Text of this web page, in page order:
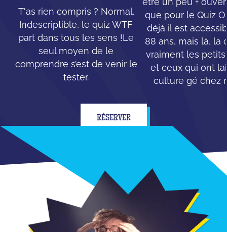
T'as rien compris ? Normal.
Indescriptible, le quiz WTF
part dans tous les sens !Le
seul moyen de le
comprendre s’est de venir le
tester.
que pour le Quiz
déjà il est
88 ans, mais là, la
vraiment les
et ceux qui ont
culture gé chez
RÉSERVER